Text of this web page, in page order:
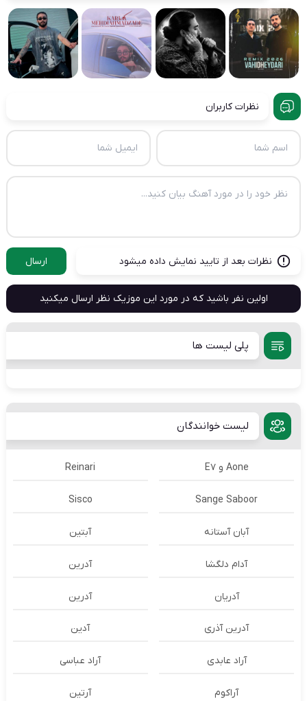
نظرات کاربران
نظرات بعد از تایید نمایش داده میشود ارسال
اولین نفر باشید که در مورد این موزیک نظر ارسال میکنید
پلی لیست ها
لیست خوانندگان
Aone و E7 Reinari
Sange Saboor
Sisco
آبان آستانه آبتین
آدام دلگشا آدرين
آدریان آدرین
آدرین آذری آدین
آراد عابدی آراد عباسی
آراکوم آرتین